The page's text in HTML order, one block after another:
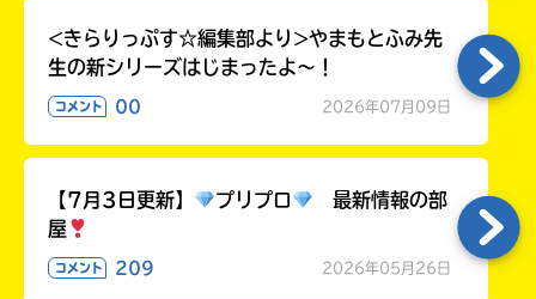
<きらりっぷす☆編集部より>やまもとふみ先
生の新シリーズはじまったよ～！
コメント 00 2026年07月09日
【7月3日更新】 プリプロ
最新情報の部
屋
コメント 209 2026年05月26日